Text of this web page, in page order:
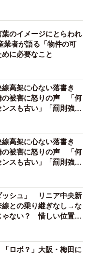
葉のイメージにとらわれ
業者が語る「物件の可
に必要なこと
線高架に心ない落書き
の被害に怒りの声 「何
スも古い」「罰則強化
線高架に心ない落書き
の被害に怒りの声 「何
スも古い」「罰則強化
ッシュ」 リニア中央新
との乗り継ぎなし→な
ゃない？ 惜しい位置関
「ロボ？」大阪・梅田に